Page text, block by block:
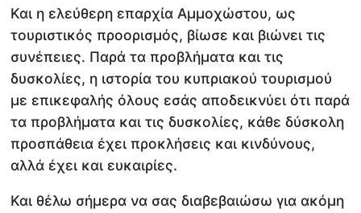
Και η ελεύθερη επαρχία Αμμοχώστου, ως
τουριστικός προορισμός, βίωσε και βιώνει τις
συνέπειες. Παρά τα προβλήματα και τις
δυσκολίες, η ιστορία του κυπριακού τουρισμού
με επικεφαλής όλους εσάς αποδεικνύει ότι παρά
τα προβλήματα και τις δυσκολίες, κάθε δύσκολη
προσπάθεια έχει προκλήσεις και κινδύνους,
αλλά έχει και ευκαιρίες.
Και θέλω σήμερα να σας διαβεβαιώσω για ακόμη